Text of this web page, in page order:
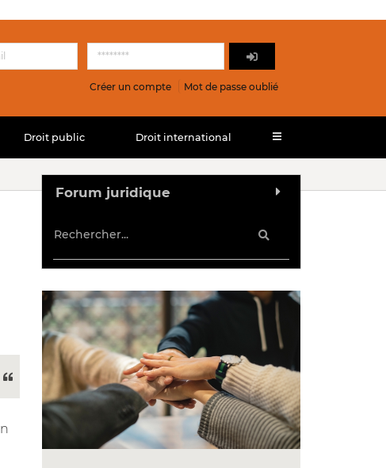
Créer un compte Mot de passe oublié
Droit public Droit international
Forum juridique